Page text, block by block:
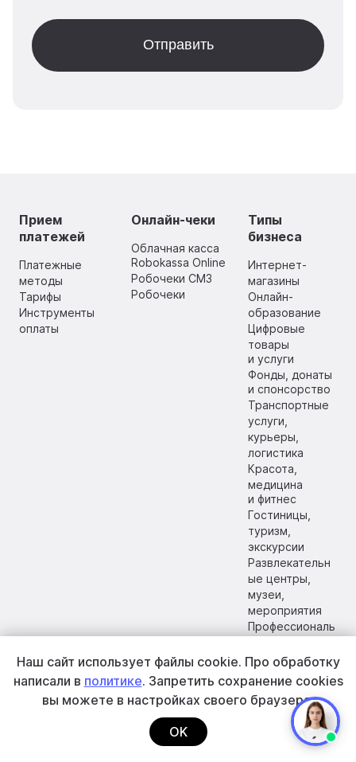
Прием
платежей
Платежные
методы
Тарифы
Инструменты
оплаты
Онлайн-чеки
Облачная касса
Robokassa Online
Робочеки СМЗ
Робочеки
Типы
бизнеса
Интернет-
магазины
Онлайн-
образование
Цифровые
товары
и услуги
Фонды, донаты
и спонсорство
Транспортные
услуги,
курьеры,
логистика
Красота,
медицина
и фитнес
Гостиницы,
туризм,
экскурсии
Развлекательн
ые центры,
музеи,
мероприятия
Профессиональ
и консалтинг
Самозанятые
Повышение
продаж
Robokassa
О компании
Наш сайт использует файлы cookie. Про обработку
написали в политике. Запретить сохранение cookies
вы можете в настройках своего браузера.
OK